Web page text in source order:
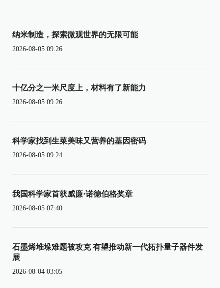
纳米制造，探索微观世界的无限可能
2026-08-05 09:26
十亿分之一米尺度上，材料有了新能力
2026-08-05 09:26
科学家找到生菜美味又营养的基因密码
2026-08-05 09:24
我国科学家首获威廉·诺德伯格奖章
2026-08-05 07:40
石墨烯堆垛难题被攻克 有望推动新一代拓扑量子器件发
展
2026-08-04 03:05